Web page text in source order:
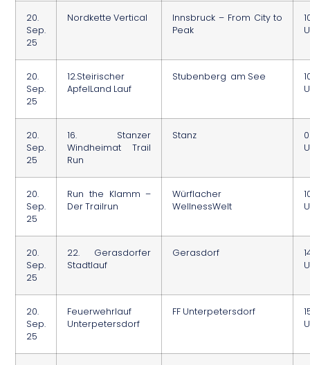
20.
Sep.
25
Nordkette Vertical
Innsbruck – From City to
Peak
20.
Sep.
25
12.Steirischer
ApfelLand Lauf
Stubenberg am See
20.
Sep.
25
16. Stanzer
Windheimat Trail
Run
Stanz
20.
Sep.
25
Run the Klamm –
Der Trailrun
Würflacher
WellnessWelt
20.
Sep.
25
22. Gerasdorfer
Stadtlauf
Gerasdorf
20.
Sep.
25
Feuerwehrlauf
Unterpetersdorf
FF Unterpetersdorf